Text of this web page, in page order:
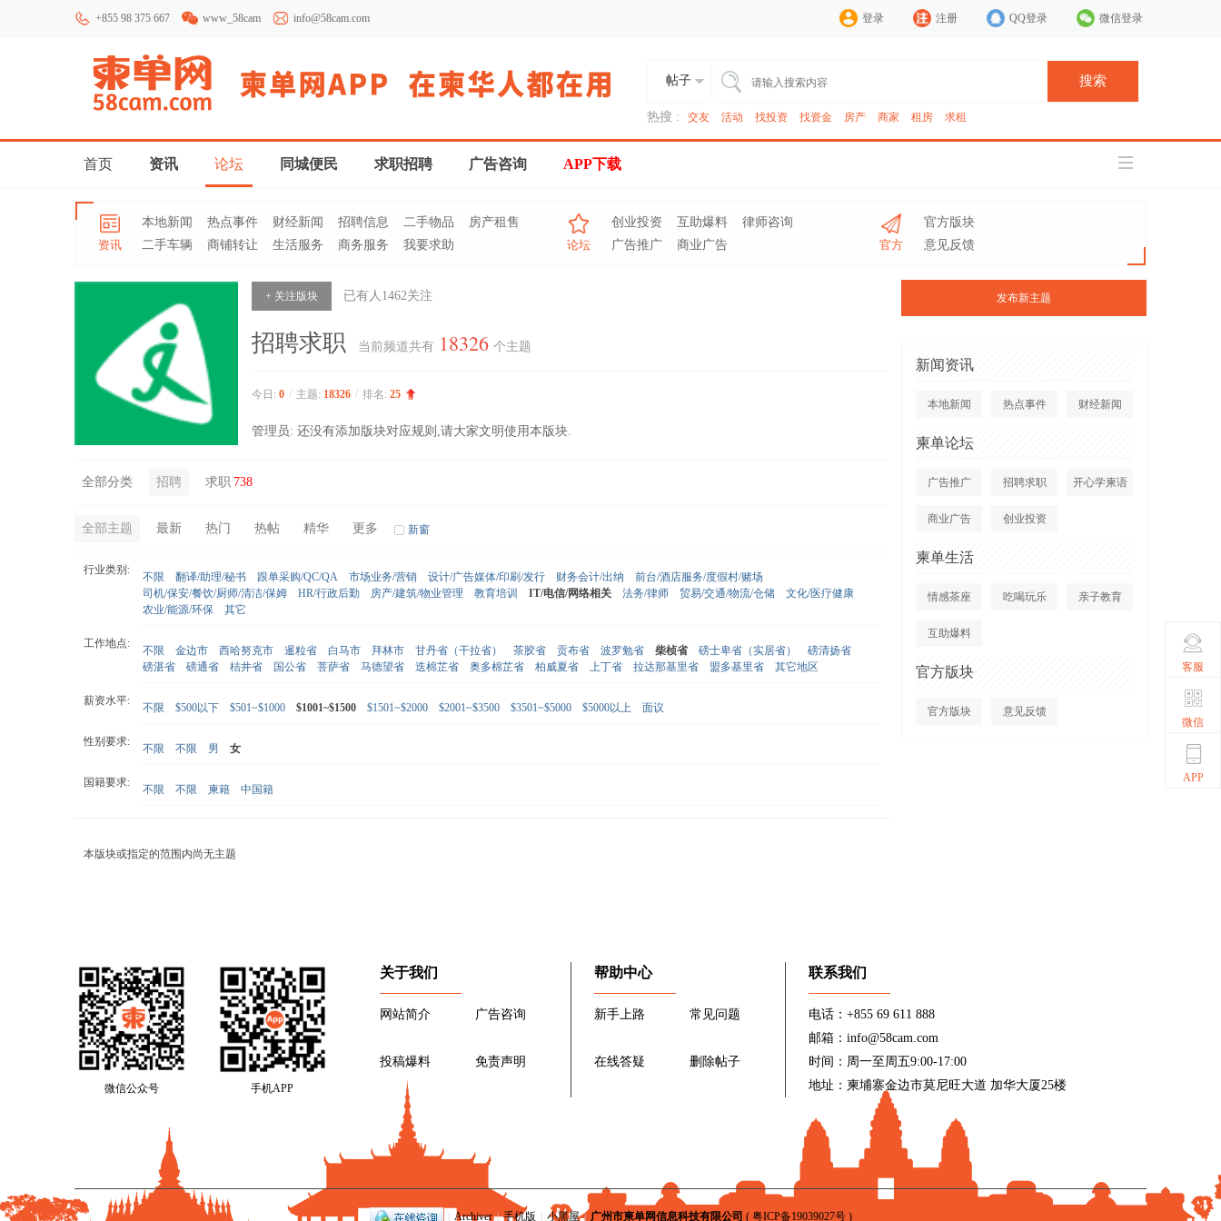
+855 98 375 667 www_58cam info@58cam.com 登录 注册 QQ登录 微信登录
帖子 搜索
热搜 : 交友 活动 找投资 找资金 房产 商家 租房 求租
首页 资讯 论坛 同城便民 求职招聘 广告咨询 APP下载
资讯
本地新闻 热点事件 财经新闻 招聘信息 二手物品
房产租售
二手车辆
商铺转让 生活服务 商务服务 我要求助 论坛
创业投资 互助爆料
律师咨询
广告推广
商业广告 官方
官方版块
意见反馈
发布新主题
新闻资讯
本地新闻 热点事件 财经新闻
柬单论坛
广告推广 招聘求职 开心学柬语
商业广告 创业投资
柬单生活
情感茶座 吃喝玩乐 亲子教育
互助爆料
官方版块
官方版块 意见反馈
+ 关注版块 已有人 1462关注
招聘求职 当前频道共有 18326 个主题
今日: 0 / 主题: 18326 / 排名: 25
管理员: 还没有添加版块对应规则,请大家文明使用本版块.
全部分类 招聘 求职 738
全部主题 最新 热门 热帖 精华 更多 新窗
行业类别:
不限 翻译/助理/秘书 跟单采购/QC/QA 市场业务/营销 设计/广告媒体/印刷/发行 财务会计/出纳
前台/酒店服务/度假村/赌场
司机/保安/餐饮/厨师/清洁/保姆
HR/行政后勤 房产/建筑/物业管理 教育培训 IT/电信/网络相关 法务/律师 贸易/交通/物流/仓储
文化/医疗健康
农业/能源/环保
其它
工作地点:
不限 金边市 西哈努克市 暹粒省 白马市 拜林市 甘丹省（干拉省） 茶胶省 贡布省 波罗勉省 柴桢省 磅士卑省（实居省）
磅清扬省
磅湛省
磅通省 桔井省 国公省 菩萨省 马德望省 迭棉芷省 奥多棉芷省 柏威夏省 上丁省 拉达那基里省 盟多基里省 其它地区
薪资水平:
不限 $500以下 $501~$1000 $1001~$1500 $1501~$2000 $2001~$3500 $3501~$5000 $5000以上 面议
性别要求:
不限 不限 男 女
国籍要求:
不限 不限 柬籍 中国籍
本版块或指定的范围内尚无主题
微信公众号 手机APP
关于我们
网站简介 广告咨询
投稿爆料 免责声明
帮助中心
新手上路 常见问题
在线答疑 删除帖子
联系我们
电话：+855 69 611 888
邮箱：info@58cam.com
时间：周一至周五9:00-17:00
地址：柬埔寨金边市莫尼旺大道 加华大厦25楼
Archiver | 手机版 小黑屋 | 广州市柬单网信息科技有限公司 ( 粤ICP备19039027号)
客服
微信
APP